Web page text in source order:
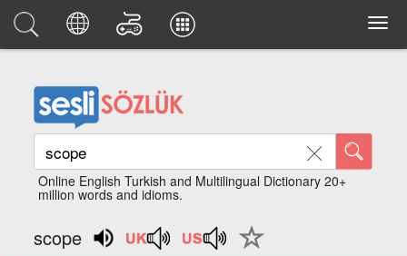
Online English Turkish and Multilingual Dictionary 20+
million words and idioms.
scope